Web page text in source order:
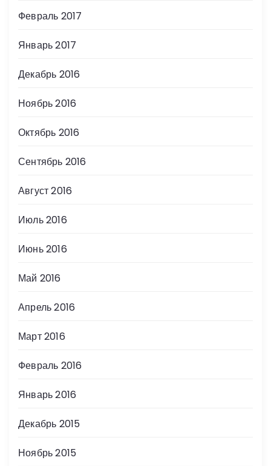
Февраль 2017
Январь 2017
Декабрь 2016
Ноябрь 2016
Октябрь 2016
Сентябрь 2016
Август 2016
Июль 2016
Июнь 2016
Май 2016
Апрель 2016
Март 2016
Февраль 2016
Январь 2016
Декабрь 2015
Ноябрь 2015